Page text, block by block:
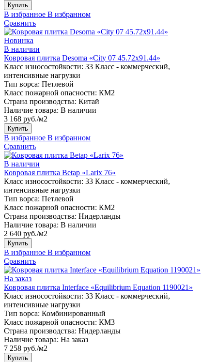
Купить
В избранное В избранном
Сравнить
Новинка
В наличии
Ковровая плитка Desoma «City 07 45.72x91.44»
Класс износостойкости: 33 Класс - коммерческий,
интенсивные нагрузки
Тип ворса: Петлевой
Класс пожарной опасности: КМ2
Страна производства: Китай
Наличие товара: В наличии
3 168 руб./м2
Купить
В избранное В избранном
Сравнить
В наличии
Ковровая плитка Betap «Larix 76»
Класс износостойкости: 33 Класс - коммерческий,
интенсивные нагрузки
Тип ворса: Петлевой
Класс пожарной опасности: КМ2
Страна производства: Нидерланды
Наличие товара: В наличии
2 640 руб./м2
Купить
В избранное В избранном
Сравнить
На заказ
Ковровая плитка Interface «Equilibrium Equation 1190021»
Класс износостойкости: 33 Класс - коммерческий,
интенсивные нагрузки
Тип ворса: Комбинированный
Класс пожарной опасности: КМ3
Страна производства: Нидерланды
Наличие товара: На заказ
7 258 руб./м2
Купить